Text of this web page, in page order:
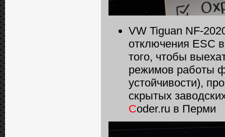
VW Tiguan NF-
отключения ESС
того, чтобы
режимов работы
устойчивости),
скрытых
Coder.ru в Перми